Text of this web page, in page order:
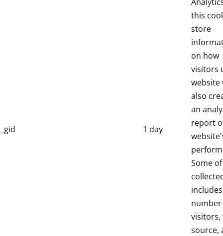
_gid 1 day
this
store
on how
visitors
website
also
an
report
Some
source,